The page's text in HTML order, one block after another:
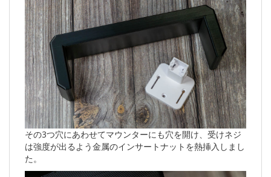
その3つ穴にあわせてマウンターにも穴を開け、受けネジ
は強度が出るよう金属のインサートナットを熱挿入しまし
た。